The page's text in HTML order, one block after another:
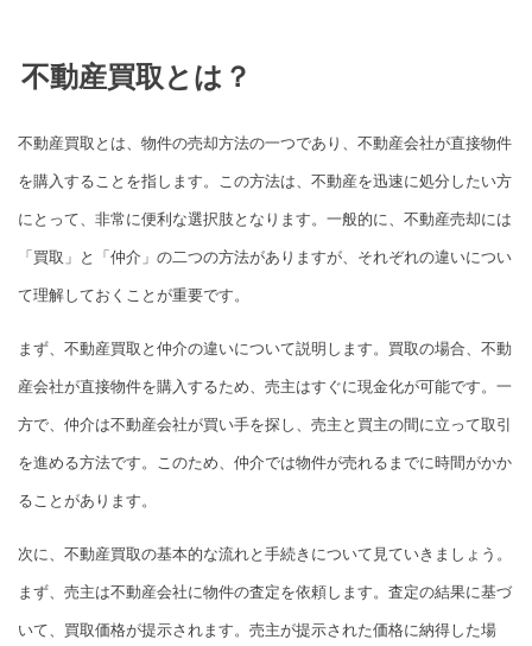
不動産買取とは？
不動産買取とは、物件の売却方法の一つであり、不動産会社が直接物件
を購入することを指します。この方法は、不動産を迅速に処分したい方
にとって、非常に便利な選択肢となります。一般的に、不動産売却には
「買取」と「仲介」の二つの方法がありますが、それぞれの違いについ
て理解しておくことが重要です。
まず、不動産買取と仲介の違いについて説明します。買取の場合、不動
産会社が直接物件を購入するため、売主はすぐに現金化が可能です。一
方で、仲介は不動産会社が買い手を探し、売主と買主の間に立って取引
を進める方法です。このため、仲介では物件が売れるまでに時間がかか
ることがあります。
次に、不動産買取の基本的な流れと手続きについて見ていきましょう。
まず、売主は不動産会社に物件の査定を依頼します。査定の結果に基づ
いて、買取価格が提示されます。売主が提示された価格に納得した場